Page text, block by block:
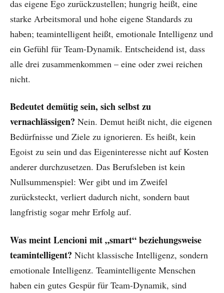
das eigene Ego zurückzustellen; hungrig heißt, eine
starke Arbeitsmoral und hohe eigene Standards zu
haben; teamintelligent heißt, emotionale Intelligenz und
ein Gefühl für Team-Dynamik. Entscheidend ist, dass
alle drei zusammenkommen – eine oder zwei reichen
nicht.
Bedeutet demütig sein, sich selbst zu
vernachlässigen? Nein. Demut heißt nicht, die eigenen
Bedürfnisse und Ziele zu ignorieren. Es heißt, kein
Egoist zu sein und das Eigeninteresse nicht auf Kosten
anderer durchzusetzen. Das Berufsleben ist kein
Nullsummenspiel: Wer gibt und im Zweifel
zurücksteckt, verliert dadurch nicht, sondern baut
langfristig sogar mehr Erfolg auf.
Was meint Lencioni mit „smart“ beziehungsweise
teamintelligent? Nicht klassische Intelligenz, sondern
emotionale Intelligenz. Teamintelligente Menschen
haben ein gutes Gespür für Team-Dynamik, sind